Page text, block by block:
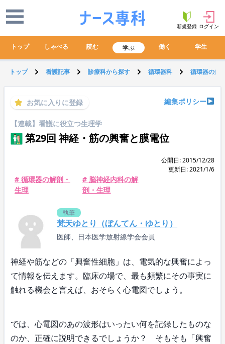
新規登録 ログイン
トップ しゃべる 読む 学ぶ 働く 学生
トップ 看護記事 診療科から探す 循環器科 循環器の解
お気に入りに登録 編集ポリシー
【連載】看護に役立つ生理学
第29回 神経・筋の興奮と膜電位
公開日: 2015/12/28
更新日: 2021/1/6
# 循環器の解剖・
生理
# 脳神経内科の解
剖・生理
執筆
梵天ゆとり（ぼんてん・ゆとり）
医師、日本医学放射線学会会員
神経や筋などの「興奮性細胞」は、電気的な興奮によっ
て情報を伝えます。臨床の場で、最も頻繁にその事実に
触れる機会と言えば、おそらく心電図でしょう。
では、心電図のあの波形はいったい何を記録したものな
のか、正確に説明できるでしょうか？ そもそも「興奮